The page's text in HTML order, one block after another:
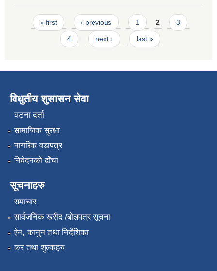
Pages
« first ‹ previous 1 2 3
4 next › last »
विधुतीय शुसासन सेवा
घटना दर्ता
सामाजिक सुरक्षा
नागरिक वडापत्र
निवेदनको ढाँचा
सूचनाहरु
समाचार
सार्वजनिक खरीद /बोलपत्र सूचना
ऐन, कानुन तथा निर्देशिका
कर तथा शुल्कहरु